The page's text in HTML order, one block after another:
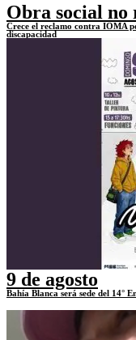
Obra social no
Crece el reclamo contra IOMA
discapacidad
9 de agosto
Bahía Blanca será sede del 14°